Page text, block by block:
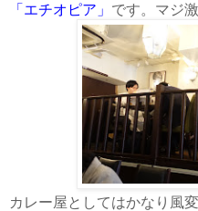
「エチオピア」 です。マジ激
カレー屋としてはかなり風